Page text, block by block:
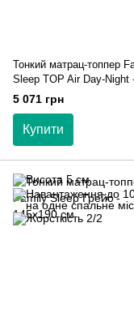
Тонкий матрац-топпер
Sleep TOP Air Day-Night
145х190 см
5 071 грн
Купити